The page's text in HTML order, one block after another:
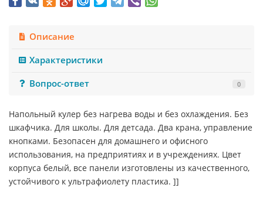
Описание
Характеристики
Вопрос-ответ
0
Напольный кулер без нагрева воды и без охлаждения. Без
шкафчика. Для школы. Для детсада. Два крана, управление
кнопками. Безопасен для домашнего и офисного
использования, на предприятиях и в учреждениях. Цвет
корпуса белый, все панели изготовлены из качественного,
устойчивого к ультрафиолету пластика. ]]